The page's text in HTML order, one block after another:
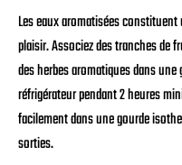
Les eaux aromatisées
plaisir. Associez des tranches de
des herbes aromatiques dans
réfrigérateur pendant 2 heures
facilement dans une gourde
sorties.